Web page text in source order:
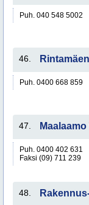
Puh. 040 548 5002
46.
Puh. 0400 668 859
47.
Puh. 0400 402 631
Faksi (09) 711 239
48.